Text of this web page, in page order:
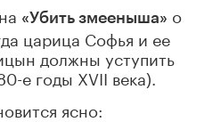
«Убить змееныша» о
царица Софья и ее
должны уступить
е годы XVII века).
ясно: